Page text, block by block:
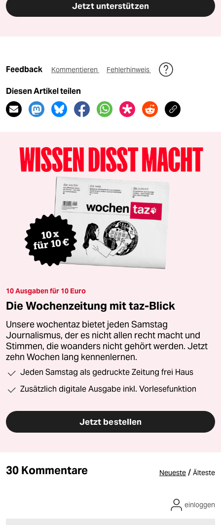
Jetzt unterstützen
Feedback Kommentieren Fehlerhinweis
Diesen Artikel teilen
10 Ausgaben für 10 Euro
Die Wochenzeitung mit taz-Blick
Unsere wochentaz bietet jeden Samstag
Journalismus, der es nicht allen recht macht und
Stimmen, die woanders nicht gehört werden. Jetzt
zehn Wochen lang kennenlernen.
Jeden Samstag als gedruckte Zeitung frei Haus
Zusätzlich digitale Ausgabe inkl. Vorlesefunktion
Jetzt bestellen
30 Kommentare Neueste / Älteste
einloggen